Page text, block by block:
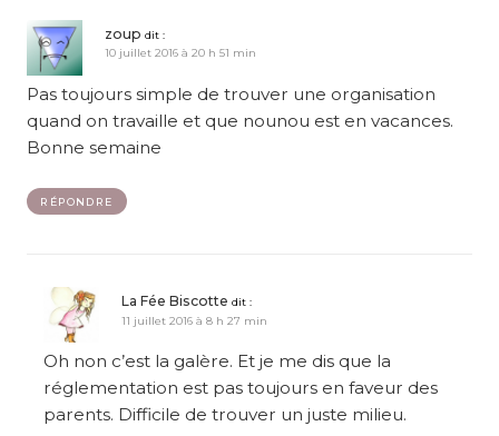
zoup dit :
10 juillet 2016 à 20 h 51 min
Pas toujours simple de trouver une organisation
quand on travaille et que nounou est en vacances.
Bonne semaine
RÉPONDRE
La Fée Biscotte dit :
11 juillet 2016 à 8 h 27 min
Oh non c’est la galère. Et je me dis que la
réglementation est pas toujours en faveur des
parents. Difficile de trouver un juste milieu.